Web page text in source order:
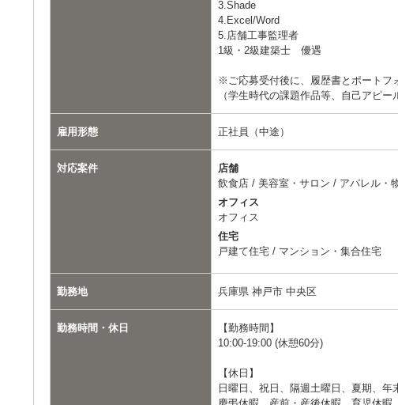
3.Shade
4.Excel/Word
5.店舗工事監理者
1級・2級建築士 優遇
※ご応募受付後に、履歴書とポートフ
（学生時代の課題作品等、自己アピ
雇用形態 正社員（中途）
対応案件
店舗
飲食店 / 美容室・サロン / アパレル・
オフィス
オフィス
住宅
戸建て住宅 / マンション・集合住宅
勤務地 兵庫県 神戸市 中央区
勤務時間・休日
【勤務時間】
10:00-19:00 (休憩60分)
【休日】
日曜日、祝日、隔週土曜日、夏期、年